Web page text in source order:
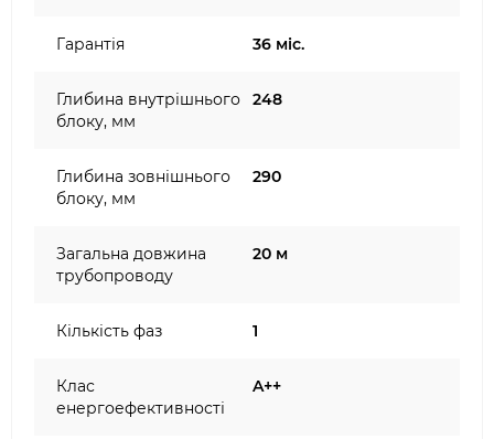
Гарантія 36 міс.
Глибина внутрішнього
блоку, мм
248
Глибина зовнішнього
блоку, мм
290
Загальна довжина
трубопроводу
20 м
Кількість фаз 1
Клас
енергоефективності
A++